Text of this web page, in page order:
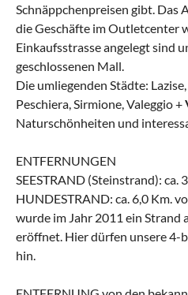
Schnäppchenpreisen gibt. Das
die Geschäfte im Outletcenter
Einkaufsstrasse angelegt sind
geschlossenen Mall.
Die umliegenden Städte: Lazise,
Peschiera, Sirmione, Valeggio +
Naturschönheiten und
ENTFERNUNGEN
SEESTRAND (Steinstrand): ca.
HUNDESTRAND: ca. 6,0 Km.
wurde im Jahr 2011 ein Strand
eröffnet. Hier dürfen unsere 4-
hin.